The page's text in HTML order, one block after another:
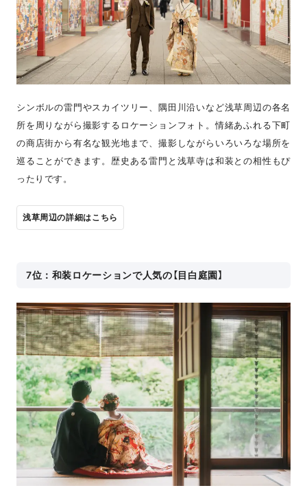
シンボルの雷門やスカイツリー、隅田川沿いなど浅草周辺の各名
所を周りながら撮影するロケーションフォト。情緒あふれる下町
の商店街から有名な観光地まで、撮影しながらいろいろな場所を
巡ることができます。歴史ある雷門と浅草寺は和装との相性もぴ
ったりです。
浅草周辺の詳細はこちら
7位：和装ロケーションで人気の【目白庭園】